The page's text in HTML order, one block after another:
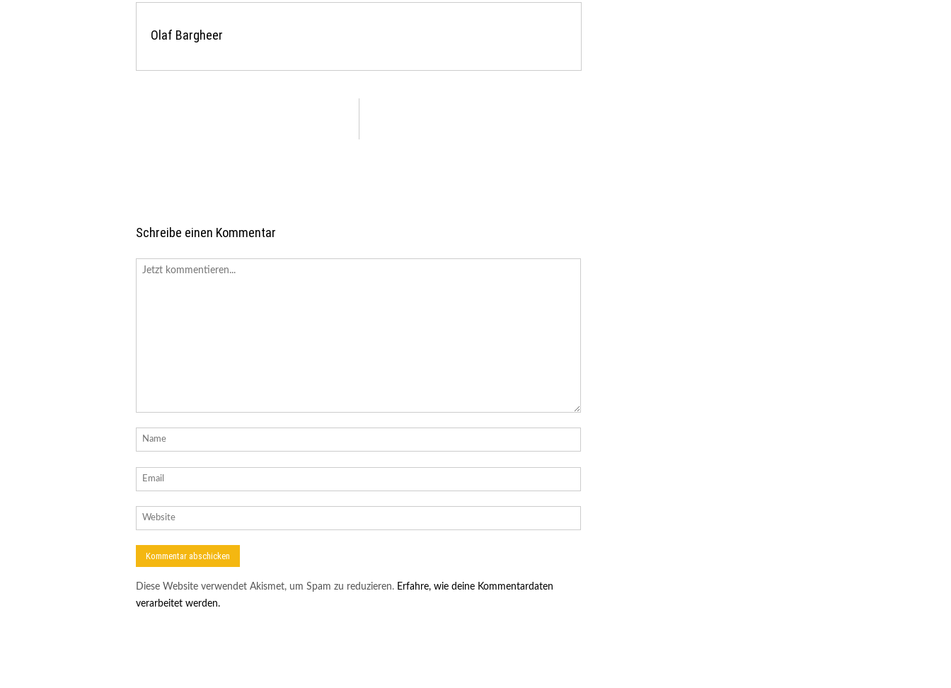
Olaf Bargheer
Schreibe einen Kommentar
Diese Website verwendet Akismet, um Spam zu reduzieren. Erfahre, wie deine Kommentardaten
verarbeitet werden.